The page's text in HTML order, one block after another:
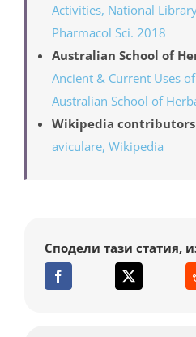
Activities, National
Pharmacol Sci. 2018
Australian School of
Ancient & Current Uses
Australian School of
Wikipedia contributors
aviculare, Wikipedia
Сподели тази статия,